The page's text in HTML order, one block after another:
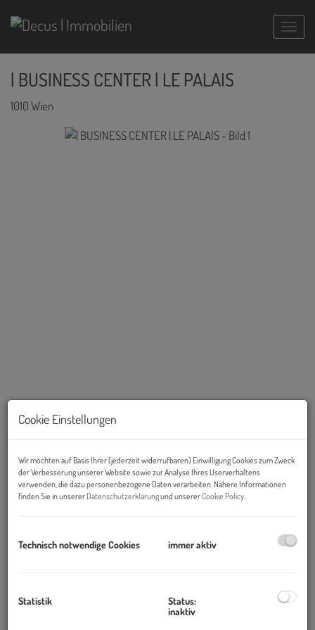
| BUSINESS CENTER | LE PALAIS
1010 Wien
Beschreibung
Unaufdringlich, aber beeindruckend. Das Business Center Wien Le
Palais bietet genau das Prestige, das Sie von einer Straße mit
Bereichen wie Marketing oder Unternehmensmanagement
Cookie Einstellungen
Wir möchten auf Basis Ihrer (jederzeit widerrufbaren) Einwilligung Cookies zum Zweck
der Verbesserung unserer Website sowie zur Analyse Ihres Userverhaltens
verwenden, die dazu personenbezogene Daten verarbeiten. Nähere Informationen
finden Sie in unserer Datenschutzerklärungund unsererCookie Policy.
Technisch notwendige Cookies immer aktiv
Statistik
Status:
inaktiv